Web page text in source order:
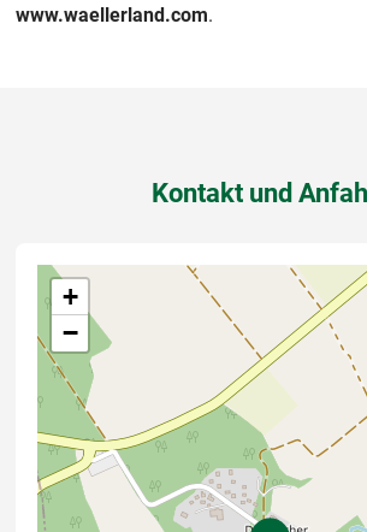
www.waellerland.com.
Kontakt und
+
−